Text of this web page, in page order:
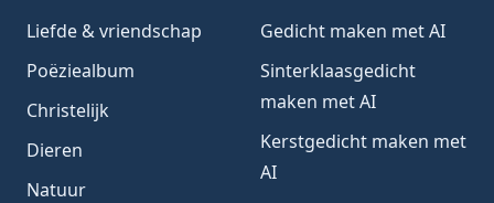
Liefde & vriendschap
Poëziealbum
Christelijk
Dieren
Natuur
Gedicht maken met AI
Sinterklaasgedicht
maken met AI
Kerstgedicht maken met
AI